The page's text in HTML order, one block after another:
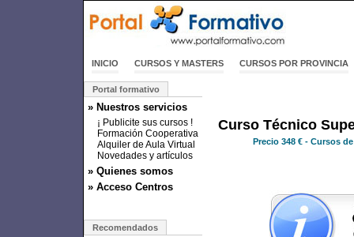
INICIO CURSOS Y MASTERS CURSOS POR PROVINCIA
Portal formativo
» Nuestros servicios
¡ Publicite sus cursos !
Formación Cooperativa
Alquiler de Aula Virtual
Novedades y artículos
» Quienes somos
» Acceso Centros
Recomendados
Curso Técnico
Precio 348 € - Cursos